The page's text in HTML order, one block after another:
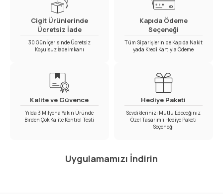
Cigit Ürünlerinde
Ücretsiz İade
30 Gün İçerisinde Ücretsiz
Koşulsuz İade İmkanı
Kapıda Ödeme
Seçeneği
Tüm Siparişlerinide Kapıda Nakit
yada Kredi Kartıyla Ödeme
Kalite ve Güvence
Yılda 3 Milyona Yakın Üründe
Birden Çok Kalite Kontrol Testi
Hediye Paketi
Sevdiklerinizi Mutlu Edeceğiniz
Özel Tasarımlı Hediye Paketi
Seçeneği
Uygulamamızı İndirin